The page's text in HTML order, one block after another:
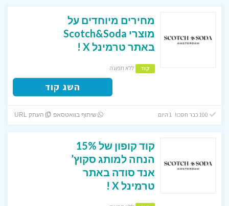
מחירים מיוחדים על
מוצרי Scotch&Soda
באתר טרמינל X !
קוד ללא תפוגה
השג קוד
שיתוף בוואטסאפ העתק URL
קוד קופון של 15%
הנחה למותג סקוץ’
אנד סודה באתר
טרמינל X !